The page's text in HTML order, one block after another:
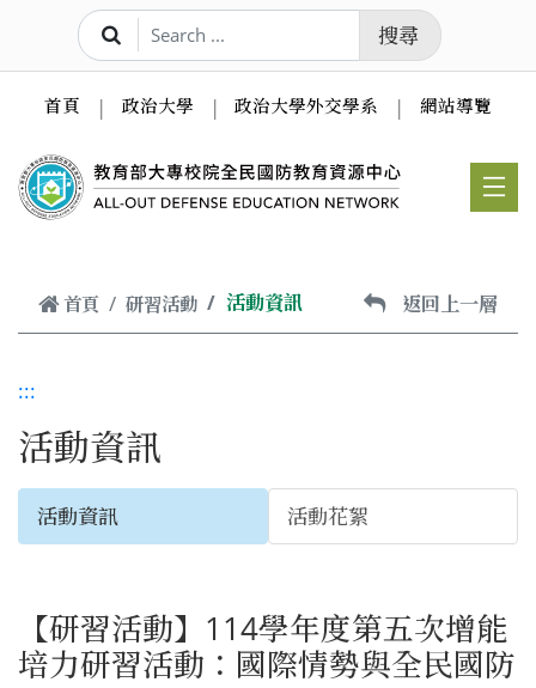
跳到主要內容
搜尋
首頁 政治大學 政治大學外交學系 網站導覽
首頁 研習活動 活動資訊 返回上一層
:::
活動資訊
活動資訊 活動花絮
【研習活動】114學年度第五次增能
培力研習活動：國際情勢與全民國防